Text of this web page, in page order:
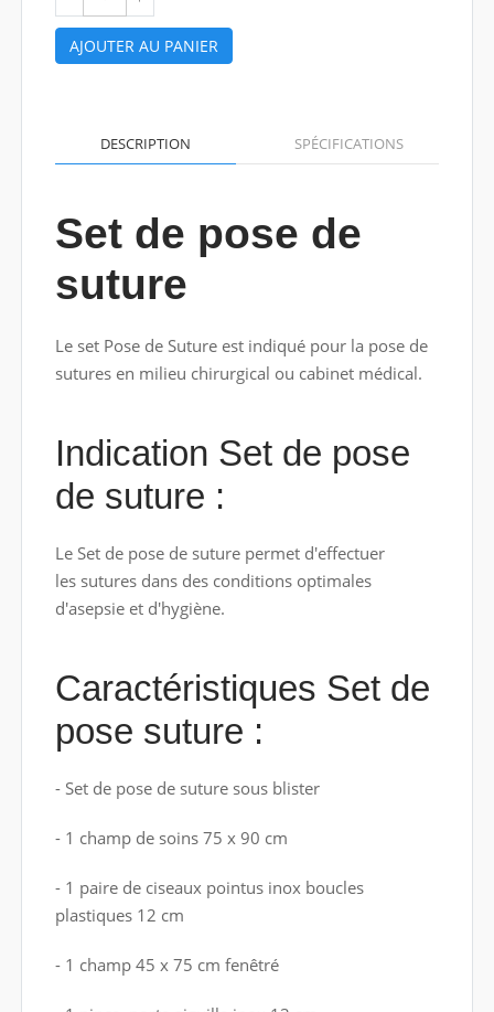
AJOUTER AU PANIER
DESCRIPTION SPÉCIFICATIONS
Set de pose de
suture
Le set Pose de Suture est indiqué pour la pose de
sutures en milieu chirurgical ou cabinet médical.
Indication Set de pose
de suture :
Le Set de pose de suture permet d'effectuer
les sutures dans des conditions optimales
d'asepsie et d'hygiène.
Caractéristiques Set de
pose suture :
- Set de pose de suture sous blister
- 1 champ de soins 75 x 90 cm
- 1 paire de ciseaux pointus inox boucles
plastiques 12 cm
- 1 champ 45 x 75 cm fenêtré